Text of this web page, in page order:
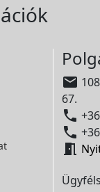

67.


